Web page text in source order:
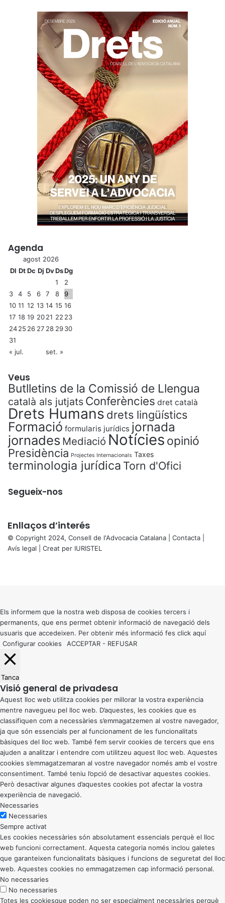
Agenda
agost 2026
Dl DtDc Dj DvDsDg
1
2
3
4 5 6 7 8
9
10 11 12 13 14 15 16
17 18 19 2021 22 23
2425 26 27 28 2930
31
« jul.
set. »
Veus
Butlletins de la Comissió de Llengua
català als jutjats Conferències dret català
Drets Humans drets lingüístics
Formació formularis jurídics jornada
jornades Mediació Notícies opinió
Presidència Projectes Internacionals Taxes
terminologia jurídica Torn d'Ofici
Segueix-nos
Enllaços d’interés
© Copyright 2024, Consell de l'Advocacia Catalana | Contacta
Avís legal | Creat per IURISTEL
button
Els informem que la nostra web disposa de cookies tercers i
permanents, que ens permet obtenir informació de navegació dels
usuaris que accedeixen. Per obtenir més informació fes click aquí
Configurar cookies
ACCEPTAR - REFUSAR
Tanca
Visió general de privadesa
Aquest lloc web utilitza cookies per millorar la vostra experiència
mentre navegueu pel lloc web. D’aquestes, les cookies que es
classifiquen com a necessàries s’emmagatzemen al vostre navegador,
ja que són essencials per al funcionament de les funcionalitats
bàsiques del lloc web. També fem servir cookies de tercers que ens
ajuden a analitzar i entendre com utilitzeu aquest lloc web. Aquestes
cookies s’emmagatzemaran al vostre navegador només amb el vostre
consentiment. També teniu l’opció de desactivar aquestes cookies.
Però desactivar algunes d’aquestes cookies pot afectar la vostra
experiència de navegació.
Necessaries
Necessaries
Sempre activat
Les cookies necessàries són absolutament essencials perquè el lloc
web funcioni correctament. Aquesta categoria només inclou galetes
que garanteixen funcionalitats bàsiques i funcions de seguretat del lloc
web. Aquestes cookies no emmagatzemen cap informació personal.
No necessaries
No necessaries
Totes les cookiesque poden no ser especialment necessàries perquè